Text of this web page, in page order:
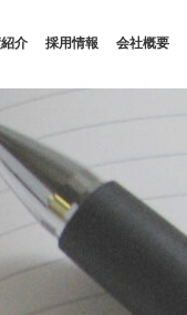
介 採用情報 会社概要